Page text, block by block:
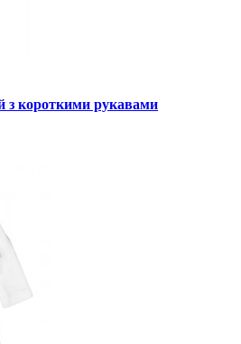
з короткими рукавами